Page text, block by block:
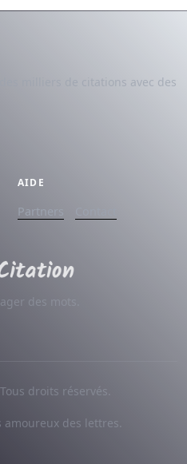
milliers de citations avec des
AIDE
Partners
des mots.
droits réservés.
des lettres.